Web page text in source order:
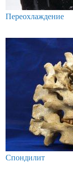
Переохлаждение
Спондилит